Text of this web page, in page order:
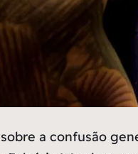
sobre a confusão